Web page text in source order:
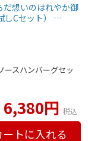
想いのはれやか御
しCセット） …
スハンバーグセッ
6,380円 税込
ートに入れる